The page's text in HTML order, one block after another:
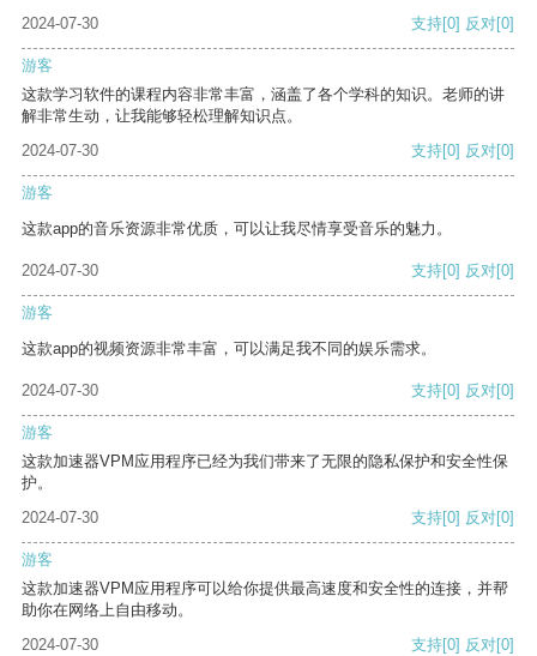
2024-07-30
支持[0] 反对[0]
游客
这款学习软件的课程内容非常丰富，涵盖了各个学科的知识。老师的讲
解非常生动，让我能够轻松理解知识点。
2024-07-30
支持[0] 反对[0]
游客
这款app的音乐资源非常优质，可以让我尽情享受音乐的魅力。
2024-07-30 支持[0] 反对[0]
游客
这款app的视频资源非常丰富，可以满足我不同的娱乐需求。
2024-07-30 支持[0] 反对[0]
游客
这款加速器VPM应用程序已经为我们带来了无限的隐私保护和安全性保
护。
2024-07-30
支持[0] 反对[0]
游客
这款加速器VPM应用程序可以给你提供最高速度和安全性的连接，并帮
助你在网络上自由移动。
2024-07-30
支持[0] 反对[0]